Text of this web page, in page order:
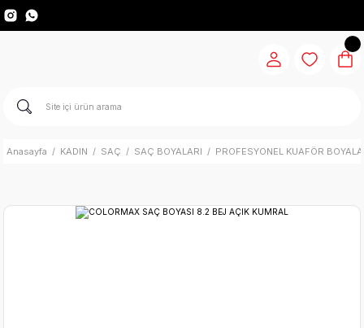
Anasayfa KADIN SAÇ SAÇ BOYALARI PROFESYONEL KUAFÖR